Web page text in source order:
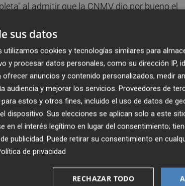
al admitir que la CNMV dio por bueno el
del banco mostraban su realidad
exclusiva" de los administradores de
se basan en una "valoración arbitraria y
España cedidos al caso, Antonio Busquets y
la acusación de la Fiscalía Anticorrupción y
sus datos
cookies y tecnologías similares para
y procesar datos personales, como su dirección IP,
ofrecer anuncios y contenido personalizados, medir
audiencia y mejorar los servicios. Proveedores de
estos y otros fines, incluido el uso de datos de
dispositivo. Sus elecciones se aplican solo a este
en el interés legítimo en lugar del consentimiento;
publicidad. Puede retirar su consentimiento en
de privacidad
RECHAZAR TODO